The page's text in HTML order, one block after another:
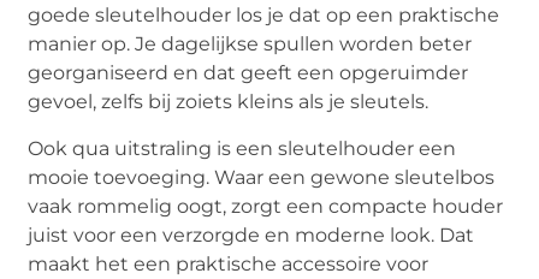
goede sleutelhouder los je dat op een praktische
manier op. Je dagelijkse spullen worden beter
georganiseerd en dat geeft een opgeruimder
gevoel, zelfs bij zoiets kleins als je sleutels.
Ook qua uitstraling is een sleutelhouder een
mooie toevoeging. Waar een gewone sleutelbos
vaak rommelig oogt, zorgt een compacte houder
juist voor een verzorgde en moderne look. Dat
maakt het een praktische accessoire voor